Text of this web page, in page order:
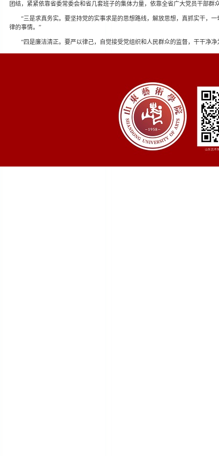
团结，紧紧依靠省委常委会和省几套班子的集体力量，依靠全省广大党员干部
“三是求真务实。要坚持党的实事求是的思想路线，解放思想，真抓实干，
律的事情。”
“四是廉洁清正。要严以律己，自觉接受党组织和人民群众的监督，干干净净